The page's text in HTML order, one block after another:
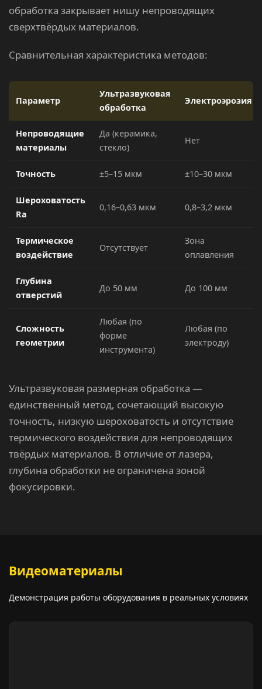
обработка закрывает нишу непроводящих
сверхтвёрдых материалов.
Сравнительная характеристика методов:
Параметр
Ультразвуковая
обработка
Электроэрозия
Непроводящие
материалы
Да (керамика,
стекло)
Нет
Точность ±5–15 мкм ±10–30 мкм
Шероховатость
Ra
0,16–0,63 мкм 0,8–3,2 мкм
Термическое
воздействие
Отсутствует
Зона
оплавления
Глубина
отверстий
До 50 мм До 100 мм
Сложность
геометрии
Любая (по
форме
инструмента)
Любая (по
электроду)
Ультразвуковая размерная обработка —
единственный метод, сочетающий высокую
точность, низкую шероховатость и отсутствие
термического воздействия для непроводящих
твёрдых материалов. В отличие от лазера,
глубина обработки не ограничена зоной
фокусировки.
Видеоматериалы
Демонстрация работы оборудования в реальных условиях